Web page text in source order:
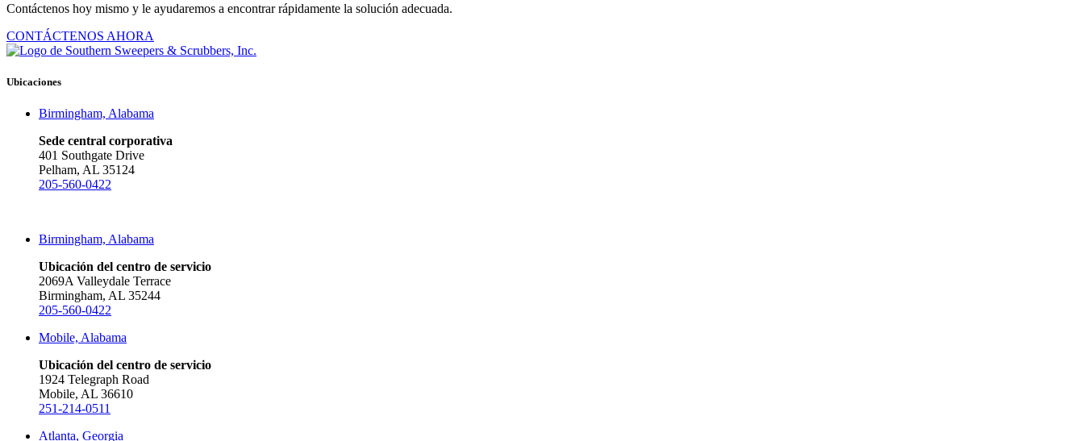
Contáctenos hoy mismo y le ayudaremos a encontrar rápidamente la solución adecuada.
CONTÁCTENOS AHORA
Ubicaciones
Birmingham, Alabama
Sede central corporativa
401 Southgate Drive
Pelham, AL 35124
205-560-0422
Birmingham, Alabama
Ubicación del centro de servicio
2069A Valleydale Terrace
Birmingham, AL 35244
205-560-0422
Mobile, Alabama
Ubicación del centro de servicio
1924 Telegraph Road
Mobile, AL 36610
251-214-0511
Atlanta, Georgia